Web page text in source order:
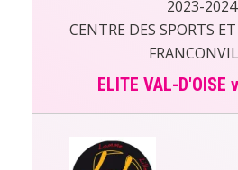
2023-2024
CENTRE DES SPORTS
ELITE VAL-D'OISE